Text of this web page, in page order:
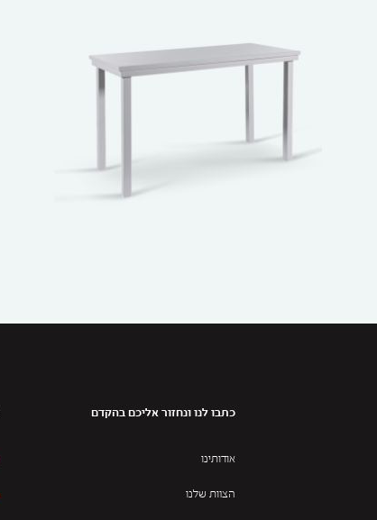
כתבו לנו ונחזור אליכם בהקדם
אודותינו
הצוות שלנו